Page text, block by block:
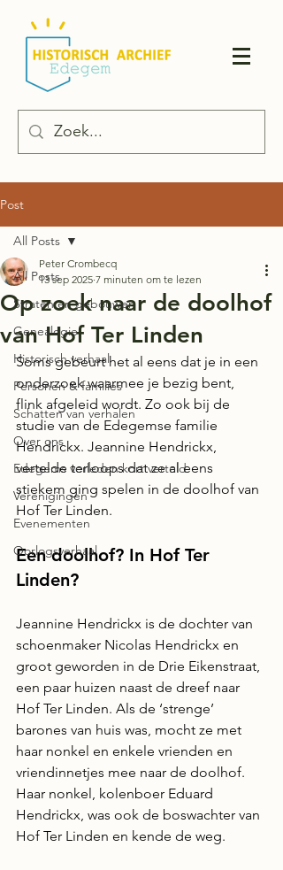
Post
All Posts
Straten en gebouwen
Genealogie
Historisch verhaal
Personen & families
Schatten van verhalen
Over ons
Edegems verleden kort verteld
Verenigingen
Evenementen
Oorlogsverhaal
All Posts
Op zoek naar de doolhof
van Hof Ter Linden
Peter Crombecq
13 sep 2025 7 minuten om te lezen
Soms gebeurt het al eens dat je in een
onderzoek waarmee je bezig bent,
flink afgeleid wordt. Zo ook bij de
studie van de Edegemse familie
Hendrickx. Jeannine Hendrickx,
vertelde terloops dat ze al eens
stiekem ging spelen in de doolhof van
Hof Ter Linden.
Een doolhof? In Hof Ter
Linden?
Jeannine Hendrickx is de dochter van
schoenmaker Nicolas Hendrickx en
groot geworden in de Drie Eikenstraat,
een paar huizen naast de dreef naar
Hof Ter Linden. Als de ‘strenge’
barones van huis was, mocht ze met
haar nonkel en enkele vrienden en
vriendinnetjes mee naar de doolhof.
Haar nonkel, kolenboer Eduard
Hendrickx, was ook de boswachter van
Hof Ter Linden en kende de weg.